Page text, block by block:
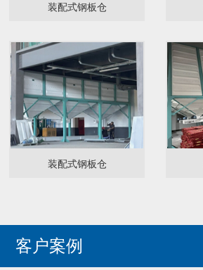
装配式钢板仓
装配式钢板仓
客户案例